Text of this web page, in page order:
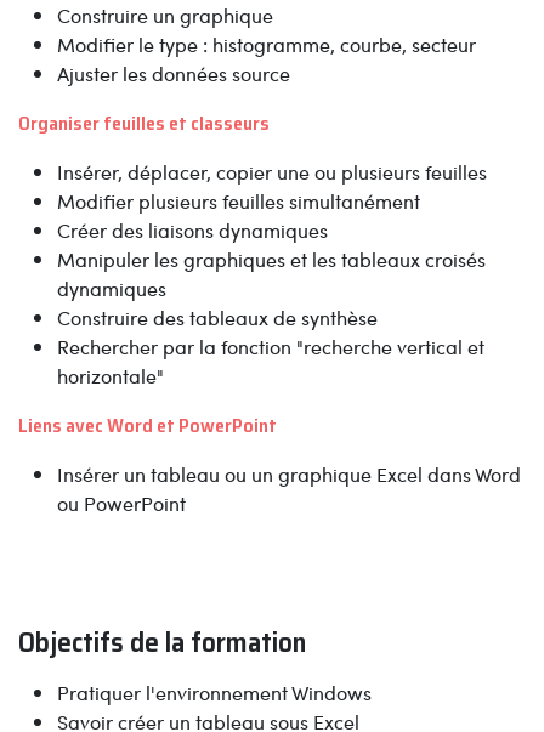
Construire un graphique
Modifier le type : histogramme, courbe, secteur
Ajuster les données source
Organiser feuilles et classeurs
Insérer, déplacer, copier une ou plusieurs feuilles
Modifier plusieurs feuilles simultanément
Créer des liaisons dynamiques
Manipuler les graphiques et les tableaux croisés
dynamiques
Construire des tableaux de synthèse
Rechercher par la fonction "recherche vertical et
horizontale"
Liens avec Word et PowerPoint
Insérer un tableau ou un graphique Excel dans Word
ou PowerPoint
Objectifs de la formation
Pratiquer l'environnement Windows
Savoir créer un tableau sous Excel